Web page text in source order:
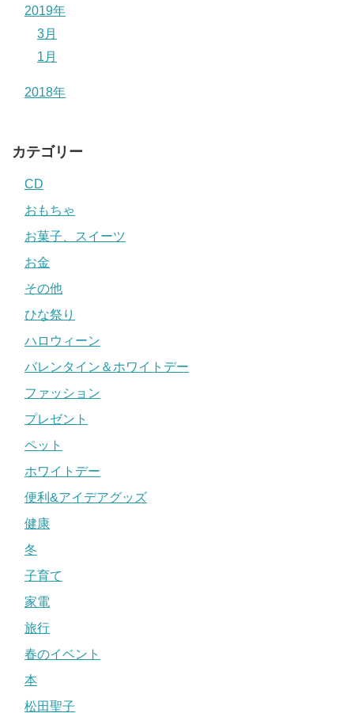
2019年
3月
1月
2018年
カテゴリー
CD
おもちゃ
お菓子、スイーツ
お金
その他
ひな祭り
ハロウィーン
バレンタイン＆ホワイトデー
ファッション
プレゼント
ペット
ホワイトデー
便利&アイデアグッズ
健康
冬
子育て
家電
旅行
春のイベント
本
松田聖子